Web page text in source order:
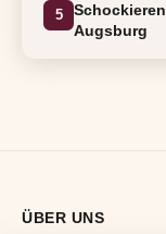
5
Augsburg
ÜBER UNS